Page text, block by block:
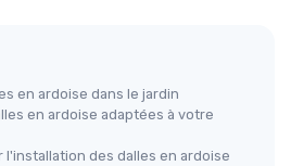
en ardoise dans le jardin
en ardoise adaptées à votre
l'installation des dalles en ardoise